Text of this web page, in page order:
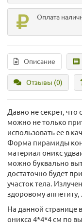
Оплата
Описание
Отзывы (0)
Давно не секрет,
можно не только
использовать ее в
Форма пирамиды
материал оникс
можно буквально
достаточно будет
участок тела.
здоровому
На данной странице
оникса 4*4*4 см по